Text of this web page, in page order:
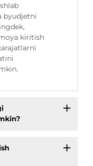
byudjetni
kiritish